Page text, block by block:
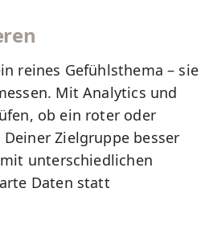
reines Gefühlsthema – sie
MitAnalytics und
ob ein roter oder
Zielgruppe besser
unterschiedlichen
Daten statt